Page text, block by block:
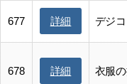
677 詳細 デジ
678 詳細 衣服